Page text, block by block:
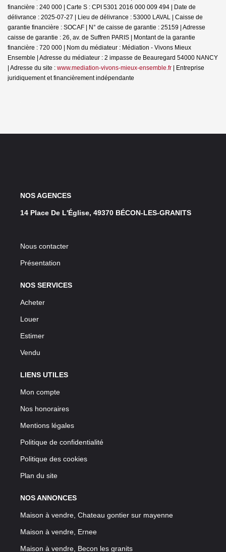
financière : 240 000 | Carte S : CPI 5301 2016 000 009 494 | Date de
délivrance : 2025-07-27 | Lieu de délivrance : 53000 LAVAL | Caisse de
garantie financière : SOCAF | N° de caisse de garantie : 25159 | Adresse
caisse de garantie : 26, av. de Suffren PARIS | Montant de la garantie
financière : 720 000 | Nom du médiateur : Médiation - Vivons Mieux
Ensemble | Adresse du médiateur : 2 impasse de Beauregard 54000 NANCY
| Adresse du site : www.mediation-vivons-mieux-ensemble.fr | Entreprise
juridiquement et financièrement indépendante
NOS AGENCES
14 Place De L'Église, 49370 BÉCON-LES-GRANITS
Nous contacter
Présentation
NOS SERVICES
Acheter
Louer
Estimer
Vendu
LIENS UTILES
Mon compte
Nos honoraires
Mentions légales
Politique de confidentialité
Politique des cookies
Plan du site
NOS ANNONCES
Maison à vendre, Chateau gontier sur mayenne
Maison à vendre, Ernee
Maison à vendre, Becon les granits